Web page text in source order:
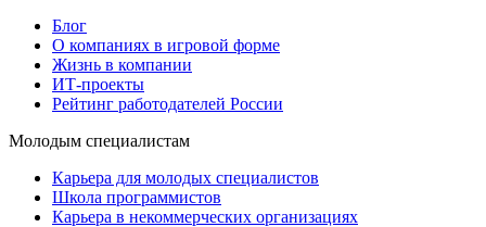
Блог
О компаниях в игровой форме
Жизнь в компании
ИТ-проекты
Рейтинг работодателей России
Молодым специалистам
Карьера для молодых специалистов
Школа программистов
Карьера в некоммерческих организациях